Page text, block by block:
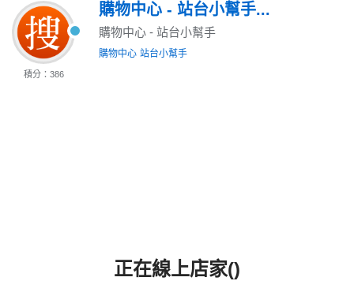
積分：386
購物中心 - 站台小幫手...
購物中心 - 站台小幫手
購物中心 站台小幫手
正在線上店家()